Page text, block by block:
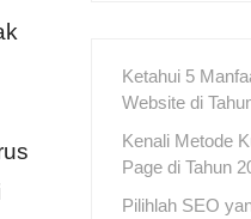
Ketahui 5
Website di
Kenali Metode
Page di Tahun
Pilihlah SEO